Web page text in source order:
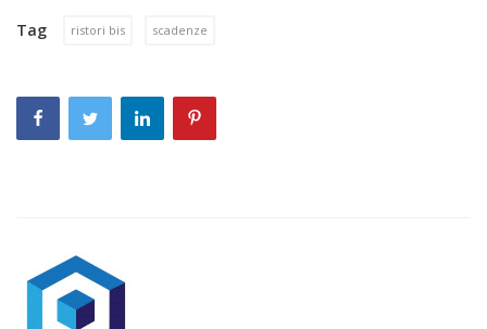
Tag ristori bis scadenze